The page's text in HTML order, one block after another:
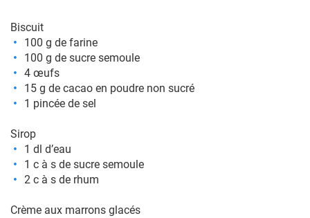
Biscuit
100 g de farine
100 g de sucre semoule
4 œufs
15 g de cacao en poudre non sucré
1 pincée de sel
Sirop
1 dl d’eau
1 c à s de sucre semoule
2 c à s de rhum
Crème aux marrons glacés